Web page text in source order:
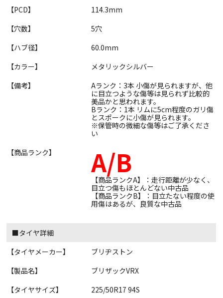
【PCD】
114.3mm
【穴数】
5穴
【ハブ径】
60.0mm
【カラー】
メタリックシルバー
【備考】
Aランク：3本 小傷が見られますが、他
に目立つような傷等は見られず比較的
美品かと思われます。
Bランク：1本 リムに5cm程度のガリ傷
とスポークに小傷が見られます。
※保管時の微細な傷等はご了承くださ
い
【商品ランク】
A/B
【商品ランクA】：走行距離が少なく、
目立つ傷もほとんどない中古品
【商品ランクB】：目立たない程度の使
用傷はあるが、良質な中古品
■タイヤ詳細
【タイヤメーカー】
ブリヂストン
【製品名】
ブリザックVRX
【タイヤサイズ】
225/50R17 94S